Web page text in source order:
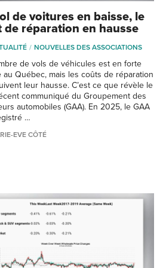
de voitures en baisse, le
de réparation en hausse
NOUVELLES DES ASSOCIATIONS
de vols de véhicules est en forte
au Québec, mais les coûts de réparation
leur hausse. C’est ce que révèle le
communiqué du Groupement des
automobiles (GAA). En 2025, le GAA
…
EVE CÔTÉ